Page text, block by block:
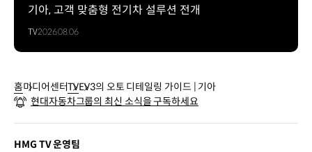
기아, 고객 맞춤형 전기차 설루션 전개
TV2026.08.06
홈미디어센터TVEV3의 오토 디테일링 가이드 | 기아
현대자동차그룹의 최신 소식을 구독하세요
HMG TV 운영팀